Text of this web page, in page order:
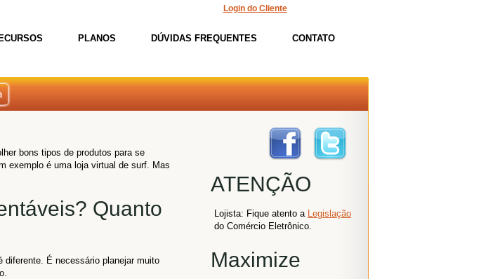
PLANOS DÚVIDAS FREQUENTES CONTATO
Login do Cliente
bons tipos de produtos para se
exemplo é uma loja virtual de surf. Mas
Quanto
É necessário planejar muito
ATENÇÃO
Lojista: Fique atento a Legislação
do Comércio Eletrônico.
Maximize